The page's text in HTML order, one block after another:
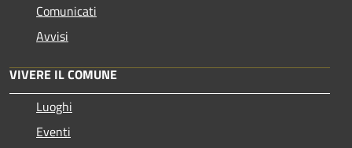
Comunicati
Avvisi
VIVERE IL COMUNE
Luoghi
Eventi